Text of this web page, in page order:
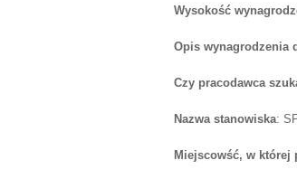
Wysokość
Opis wynagrodzenia
Czy pracodawca
Nazwa stanowiska:
Miejscowść, w której